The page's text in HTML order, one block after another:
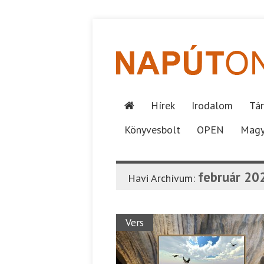
Hírek Irodalom
Könyvesbolt
OPEN
Havi Archívum: február
Vers